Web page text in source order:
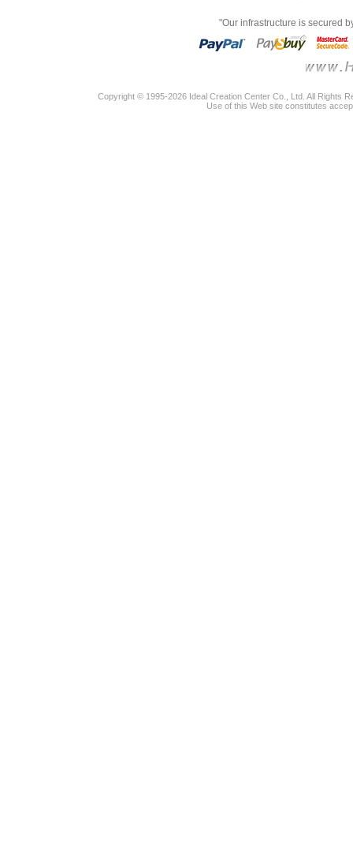
"Our infrastructure is secured
Copyright © 1995-2026 Ideal Creation Center Co., Ltd. All Rights
Use of this Web site constitutes